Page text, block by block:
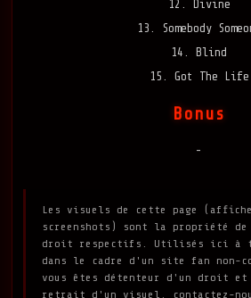
12. Divine
13. Somebody
14. Blind
15. Got The Life
Bonus
-
Les visuels de cette page
screenshots) sont la propriété
droit respectifs. Utilisés ici à
dans le cadre d'un site fan non-
vous êtes détenteur d'un droit et
retrait d'un visuel, contactez-